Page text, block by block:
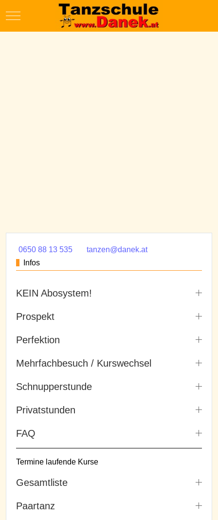
Mobile Menu Toggle
0650 88 13 535
tanzen@danek.at
Infos
KEIN Abosystem!
Prospekt
Perfektion
Mehrfachbesuch / Kurswechsel
Schnupperstunde
Privatstunden
FAQ
Termine laufende Kurse
Gesamtliste
Paartanz